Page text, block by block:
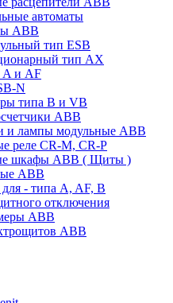
автоматы
ABB
тип ESB
тип AX
A и AF
N
типа B и VB
ABB
и лампы модульные ABB
реле CR-M, CR-P
шкафы ABB ( Щиты )
ABB
- типа A, AF, B
отключения
ABB
АВВ